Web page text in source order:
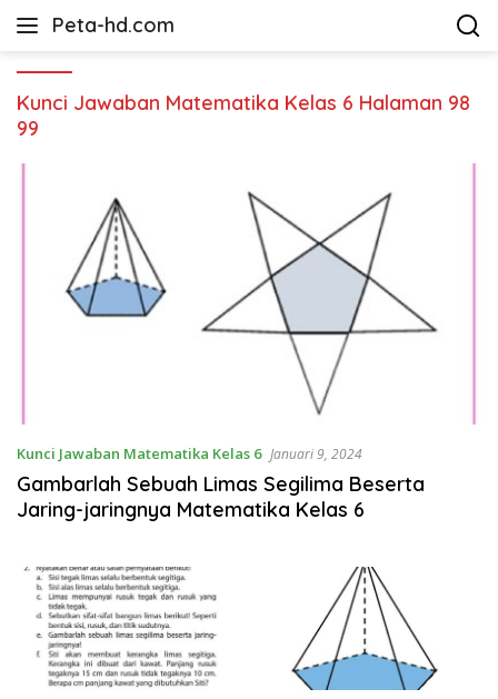
Peta-hd.com
Kumpulan
HD
Kunci Jawaban Matematika Kelas 6 Halaman 98
99
Kunci Jawaban Matematika Kelas 6 Januari 9, 2024
Gambarlah Sebuah Limas Segilima Beserta
Jaring-jaringnya Matematika Kelas 6